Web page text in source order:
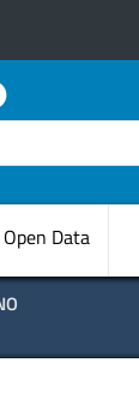
Open Data